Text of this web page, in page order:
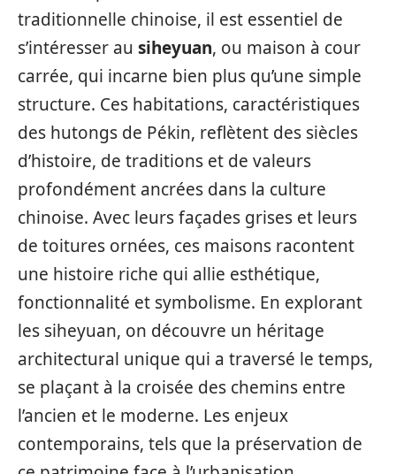
traditionnelle chinoise, il est essentiel de
s’intéresser au siheyuan, ou maison à cour
carrée, qui incarne bien plus qu’une simple
structure. Ces habitations, caractéristiques
des hutongs de Pékin, reflètent des siècles
d’histoire, de traditions et de valeurs
profondément ancrées dans la culture
chinoise. Avec leurs façades grises et leurs
de toitures ornées, ces maisons racontent
une histoire riche qui allie esthétique,
fonctionnalité et symbolisme. En explorant
les siheyuan, on découvre un héritage
architectural unique qui a traversé le temps,
se plaçant à la croisée des chemins entre
l’ancien et le moderne. Les enjeux
contemporains, tels que la préservation de